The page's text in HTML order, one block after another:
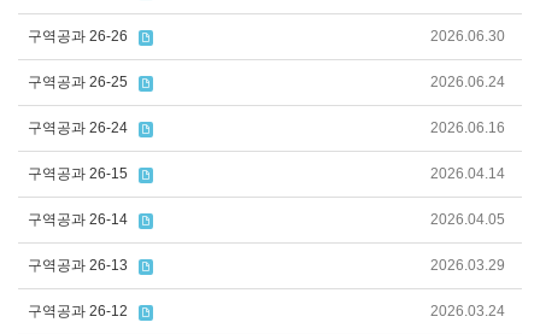
구역공과 26-26 2026.06.30
구역공과 26-25 2026.06.24
구역공과 26-24 2026.06.16
구역공과 26-15 2026.04.14
구역공과 26-14 2026.04.05
구역공과 26-13 2026.03.29
구역공과 26-12 2026.03.24